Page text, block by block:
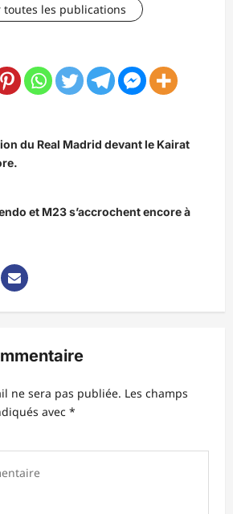
toutes les publications
du Real Madrid devant le Kairat
et M23 s’accrochent encore à
ne sera pas publiée. Les champs
avec *